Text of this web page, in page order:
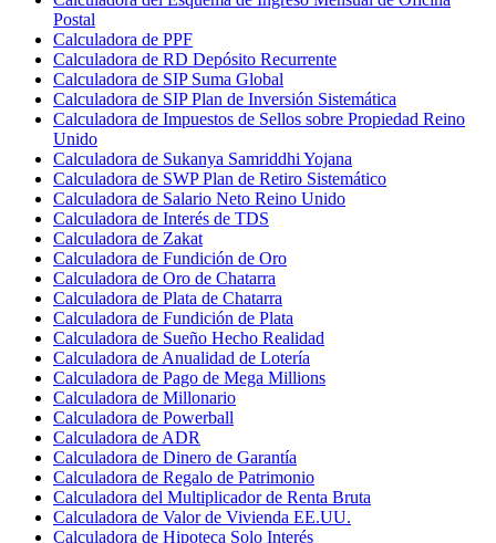
Postal
Calculadora de PPF
Calculadora de RD Depósito Recurrente
Calculadora de SIP Suma Global
Calculadora de SIP Plan de Inversión Sistemática
Calculadora de Impuestos de Sellos sobre Propiedad Reino
Unido
Calculadora de Sukanya Samriddhi Yojana
Calculadora de SWP Plan de Retiro Sistemático
Calculadora de Salario Neto Reino Unido
Calculadora de Interés de TDS
Calculadora de Zakat
Calculadora de Fundición de Oro
Calculadora de Oro de Chatarra
Calculadora de Plata de Chatarra
Calculadora de Fundición de Plata
Calculadora de Sueño Hecho Realidad
Calculadora de Anualidad de Lotería
Calculadora de Pago de Mega Millions
Calculadora de Millonario
Calculadora de Powerball
Calculadora de ADR
Calculadora de Dinero de Garantía
Calculadora de Regalo de Patrimonio
Calculadora del Multiplicador de Renta Bruta
Calculadora de Valor de Vivienda EE.UU.
Calculadora de Hipoteca Solo Interés